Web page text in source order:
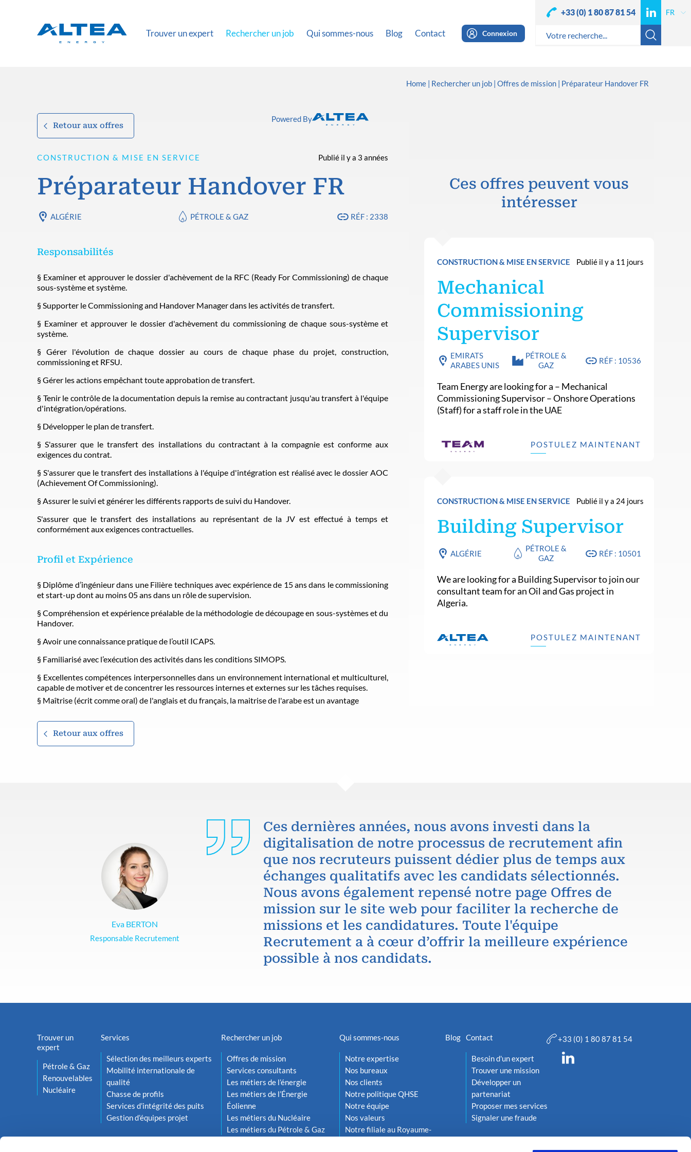
Trouver un expert Rechercher un job Qui sommes-nous Blog Contact Connexion
+33 (0) 1 80 87 81 54
Home Rechercher un job Offres de mission Préparateur Handover FR
Retour aux offres
Powered By
CONSTRUCTION & MISE EN SERVICE Publié il y a 3 années
Préparateur Handover FR
ALGÉRIE PÉTROLE & GAZ RÉF : 2338
Responsabilités
§ Examiner et approuver le dossier d'achèvement de la RFC (Ready For Commissioning) de chaque
sous-système et système.
§ Supporter le Commissioning and Handover Manager dans les activités de transfert.
§ Examiner et approuver le dossier d'achèvement du commissioning de chaque sous-système et
système.
§ Gérer l'évolution de chaque dossier au cours de chaque phase du projet, construction,
commissioning et RFSU.
§ Gérer les actions empêchant toute approbation de transfert.
§ Tenir le contrôle de la documentation depuis la remise au contractant jusqu'au transfert à l'équipe
d'intégration/opérations.
§ Développer le plan de transfert.
§ S'assurer que le transfert des installations du contractant à la compagnie est conforme aux
exigences du contrat.
§ S'assurer que le transfert des installations à l'équipe d'intégration est réalisé avec le dossier AOC
(Achievement Of Commissioning).
§ Assurer le suivi et générer les différents rapports de suivi du Handover.
S'assurer que le transfert des installations au représentant de la JV est effectué à temps et
conformément aux exigences contractuelles.
Profil et Expérience
§ Diplôme d’ingénieur dans une Filière techniques avec expérience de 15 ans dans le commissioning
et start-up dont au moins 05 ans dans un rôle de supervision.
§ Compréhension et expérience préalable de la méthodologie de découpage en sous-systèmes et du
Handover.
§ Avoir une connaissance pratique de l’outil ICAPS.
§ Familiarisé avec l’exécution des activités dans les conditions SIMOPS.
§ Excellentes compétences interpersonnelles dans un environnement international et multiculturel,
capable de motiver et de concentrer les ressources internes et externes sur les tâches requises.
§ Maîtrise (écrit comme oral) de l'anglais et du français, la maitrise de l'arabe est un avantage
Retour aux offres
Ces offres peuvent vous
intéresser
CONSTRUCTION & MISE EN SERVICE Publié il y a 11 jours
Mechanical
Commissioning
Supervisor
EMIRATS
ARABES UNIS
PÉTROLE &
GAZ
RÉF : 10536
Team Energy are looking for a – Mechanical
Commissioning Supervisor – Onshore Operations
(Staff) for a staff role in the UAE
POSTULEZ MAINTENANT
CONSTRUCTION & MISE EN SERVICE Publié il y a 24 jours
Building Supervisor
ALGÉRIE
PÉTROLE &
GAZ
RÉF : 10501
We are looking for a Building Supervisor to join our
consultant team for an Oil and Gas project in
Algeria.
POSTULEZ MAINTENANT
Eva BERTON
Responsable Recrutement
Ces dernières années, nous avons investi dans la
digitalisation de notre processus de recrutement afin
que nos recruteurs puissent dédier plus de temps aux
échanges qualitatifs avec les candidats sélectionnés.
Nous avons également repensé notre page Offres de
mission sur le site web pour faciliter la recherche de
missions et les candidatures. Toute l'équipe
Recrutement a à cœur d’offrir la meilleure expérience
possible à nos candidats.
Trouver un
expert
Pétrole & Gaz
Renouvelables
Nucléaire
Services
Sélection des meilleurs experts
Mobilité internationale de
qualité
Chasse de profils
Services d’intégrité des puits
Gestion d’équipes projet
Rechercher un job
Offres de mission
Services consultants
Les métiers de l’énergie
Les métiers de l’Énergie
Éolienne
Les métiers du Nucléaire
Les métiers du Pétrole & Gaz
Qui sommes-nous
Notre expertise
Nos bureaux
Nos clients
Notre politique QHSE
Notre équipe
Nos valeurs
Notre filiale au Royaume-
Blog Contact
Besoin d'un expert
Trouver une mission
Développer un
partenariat
Proposer mes services
Signaler une fraude
+33 (0) 1 80 87 81 54